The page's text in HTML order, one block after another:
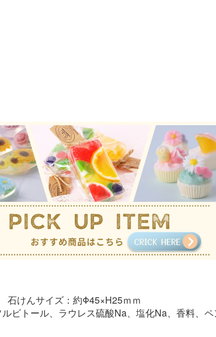
けんサイズ：約Φ45×H25ｍｍ
ビトール、ラウレス硫酸Na、塩化Na、香料、